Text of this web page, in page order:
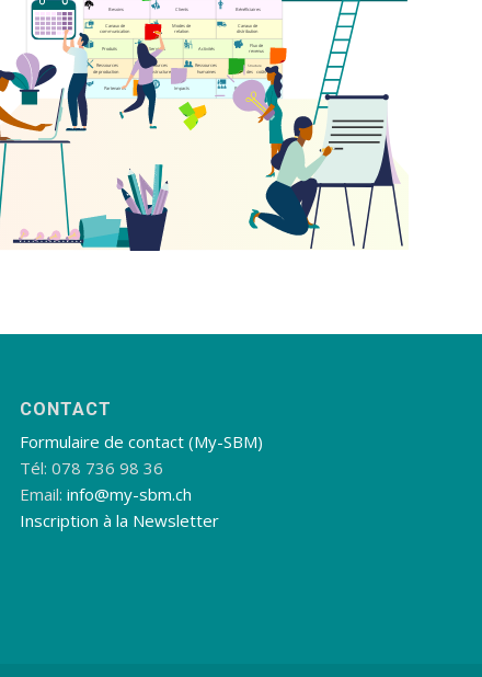
CONTACT
Formulaire de contact (My-SBM)
Tél: 078 736 98 36
Email:info@my-sbm.ch
Inscription à la Newsletter